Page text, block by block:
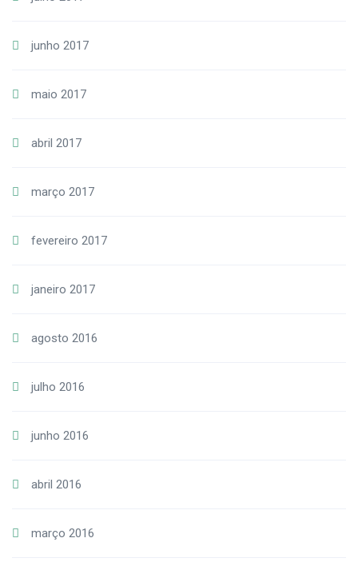
junho 2017
maio 2017
abril 2017
março 2017
fevereiro 2017
janeiro 2017
agosto 2016
julho 2016
junho 2016
abril 2016
março 2016